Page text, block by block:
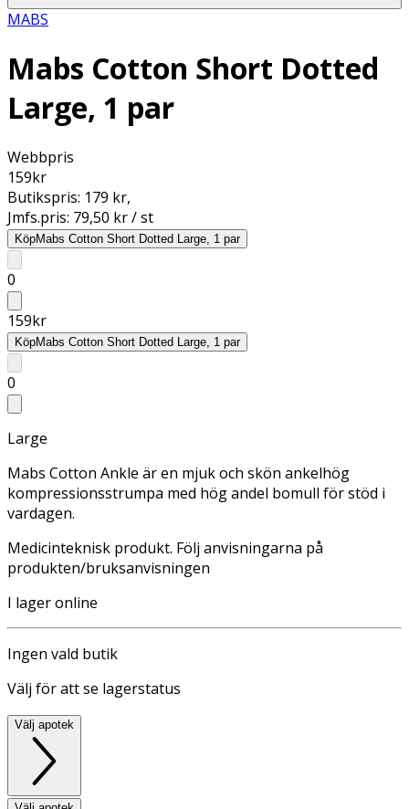
MABS
Mabs Cotton Short Dotted
Large, 1 par
Webbpris
159kr
Butikspris: 179 kr,
Jmfs.pris: 79,50 kr / st
KöpMabs Cotton Short Dotted Large, 1 par
0
159kr
KöpMabs Cotton Short Dotted Large, 1 par
0
Large
Mabs Cotton Ankle är en mjuk och skön ankelhög
kompressionsstrumpa med hög andel bomull för stöd i
vardagen.
Medicinteknisk produkt. Följ anvisningarna på
produkten/bruksanvisningen
I lager online
Ingen vald butik
Välj för att se lagerstatus
Välj apotek